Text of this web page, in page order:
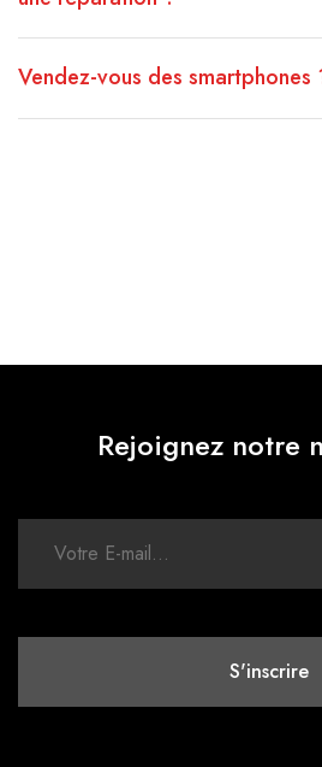
Vendez-vous des smartphones
Rejoignez notre